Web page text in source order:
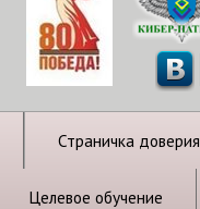
Страничка доверия
Целевое обучение